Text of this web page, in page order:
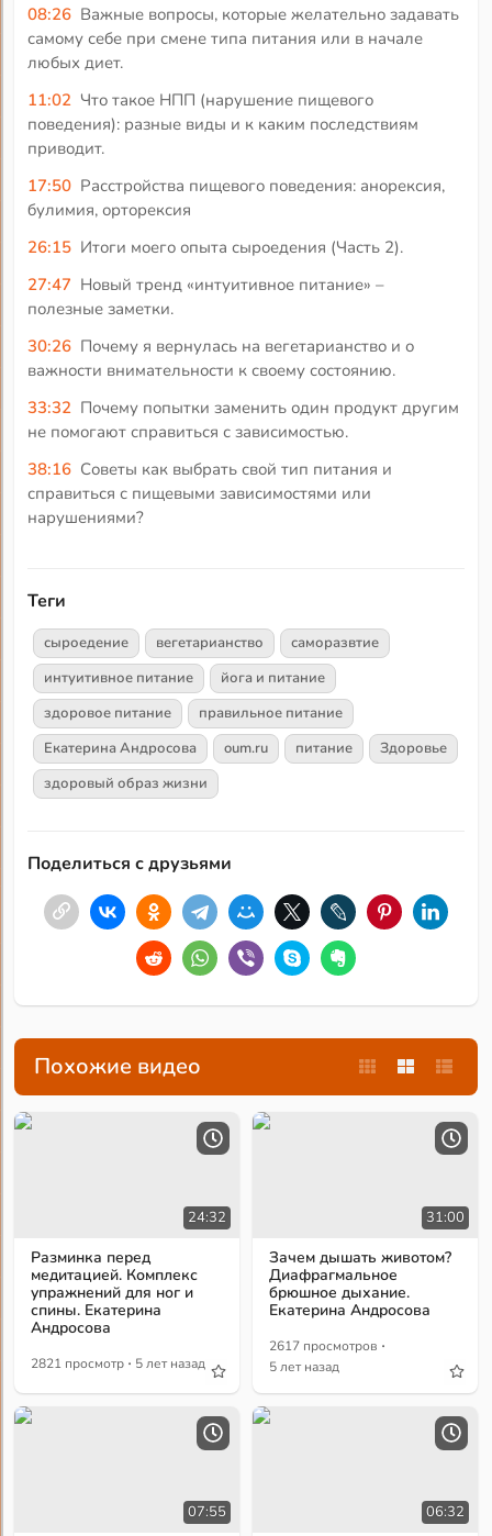
08:26 Важные вопросы, которые желательно задавать
самому себе при смене типа питания или в начале
любых диет.
11:02 Что такое НПП (нарушение пищевого
поведения): разные виды и к каким последствиям
приводит.
17:50 Расстройства пищевого поведения: анорексия,
булимия, орторексия
26:15 Итоги моего опыта сыроедения (Часть 2).
27:47 Новый тренд «интуитивное питание» –
полезные заметки.
30:26 Почему я вернулась на вегетарианство и о
важности внимательности к своему состоянию.
33:32 Почему попытки заменить один продукт другим
не помогают справиться с зависимостью.
38:16 Советы как выбрать свой тип питания и
справиться с пищевыми зависимостями или
нарушениями?
Теги
сыроедение вегетарианство
саморазвтие
интуитивное питание
йога и питание
здоровое питание
правильное питание
Екатерина Андросова
oum.ru питание
Здоровье
здоровый образ жизни
Поделиться с друзьями
Похожие видео
24:32
Разминка перед
медитацией. Комплекс
упражнений для ног и
спины. Екатерина
Андросова
2821 просмотр · 5 лет назад
31:00
Зачем дышать животом?
Диафрагмальное
брюшное дыхание.
Екатерина Андросова
2617 просмотров ·
5 лет назад
07:55 06:32